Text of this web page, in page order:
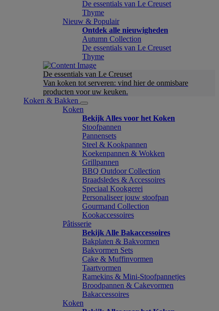
De essentials van Le Creuset
Thyme
Nieuw & Populair
Ontdek alle nieuwigheden
Autumn Collection
De essentials van Le Creuset
Thyme
De essentials van Le Creuset
Van koken tot serveren: vind hier de onmisbare
producten voor uw keuken.
Koken & Bakken
Koken
Bekijk Alles voor het Koken
Stoofpannen
Pannensets
Steel & Kookpannen
Koekenpannen & Wokken
Grillpannen
BBQ Outdoor Collection
Braadsledes & Accessoires
Speciaal Kookgerei
Personaliseer jouw stoofpan
Gourmand Collection
Kookaccessoires
Pâtisserie
Bekijk Alle Bakaccessoires
Bakplaten & Bakvormen
Bakvormen Sets
Cake & Muffinvormen
Taartvormen
Ramekins & Mini-Stoofpannetjes
Broodpannen & Cakevormen
Bakaccessoires
Koken